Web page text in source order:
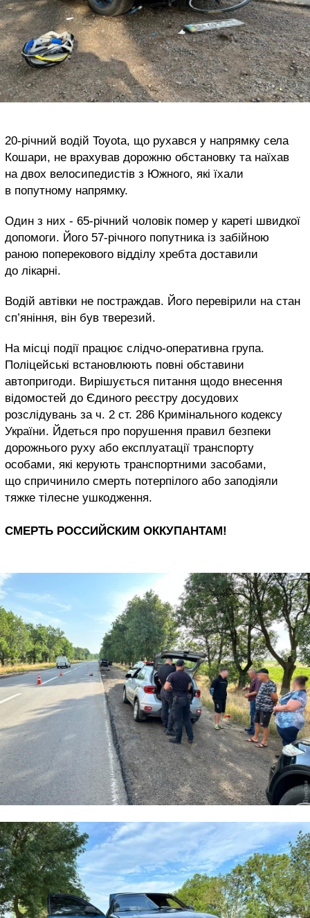
20-річний водій Toyota, що рухався у напрямку села
Кошари, не врахував дорожню обстановку та наїхав
на двох велосипедистів з Южного, які їхали
в попутному напрямку.
Один з них - 65-річний чоловік помер у кареті швидкої
допомоги. Його 57-річного попутника із забійною
раною поперекового відділу хребта доставили
до лікарні.
Водій автівки не постраждав. Його перевірили на стан
сп’яніння, він був тверезий.
На місці події працює слідчо-оперативна група.
Поліцейські встановлюють повні обставини
автопригоди. Вирішується питання щодо внесення
відомостей до Єдиного реєстру досудових
розслідувань за ч. 2 ст. 286 Кримінального кодексу
України. Йдеться про порушення правил безпеки
дорожнього руху або експлуатації транспорту
особами, які керують транспортними засобами,
що спричинило смерть потерпілого або заподіяли
тяжке тілесне ушкодження.
СМЕРТЬ РОССИЙСКИМ ОККУПАНТАМ!